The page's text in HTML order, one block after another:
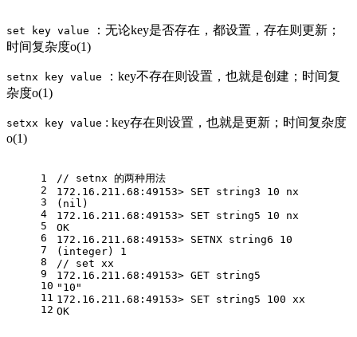
set key value
：无论key是否存在，都设置，存在则更新；
时间复杂度o(1)
setnx key value
：key不存在则设置，也就是创建；时间复
杂度o(1)
setxx key value : key存在则设置，也就是更新；时间复杂度
o(1)
1
2
3
4
5
6
7
8
9
10
11
12
// setnx 的两种用法
172.16.211.68:49153> SET string3 10 nx
(nil)
172.16.211.68:49153> SET string5 10 nx
OK
172.16.211.68:49153> SETNX string6 10
(integer) 1
// set xx
172.16.211.68:49153> GET string5
"10"
172.16.211.68:49153> SET string5 100 xx
OK